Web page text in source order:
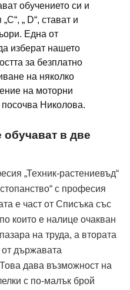
обучението си и
„ D“, стават и
Една от
изберат нашето
за безплатно
на няколко
на моторни
посочва Николова.
обучават в две
„Техник-растениевъд“
с професия
е част от Списъка със
които е налице очакван
на труда, а втората
държавата
дава възможност на
с по-малък брой